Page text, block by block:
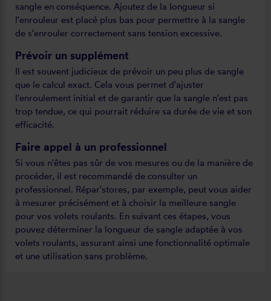
sangle en conséquence. Ajoutez de la longueur si
l'enrouleur est placé plus bas pour permettre à la sangle
de s'enrouler correctement sans tension excessive.
Prévoir un supplément
Il est souvent judicieux de prévoir un peu plus de sangle
que le calcul exact. Cela vous permet d'ajuster
l'enroulement initial et de garantir que la sangle n'est pas
trop tendue, ce qui pourrait réduire sa durée de vie et son
efficacité.
Faire appel à un professionnel
Si vous n'êtes pas sûr de vos mesures ou de la manière de
procéder, il est recommandé de consulter un
professionnel. Répar'stores, par exemple, peut vous aider
à mesurer précisément et à choisir la meilleure sangle
pour vos volets roulants. En suivant ces étapes, vous
pouvez déterminer la longueur de sangle adaptée à vos
volets roulants, assurant ainsi une fonctionnalité optimale
et une utilisation sans problème.